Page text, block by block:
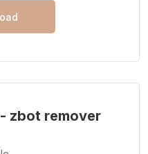
zbot remover